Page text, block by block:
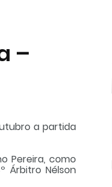
–
a partida
Pereira, como
Árbitro Nélson